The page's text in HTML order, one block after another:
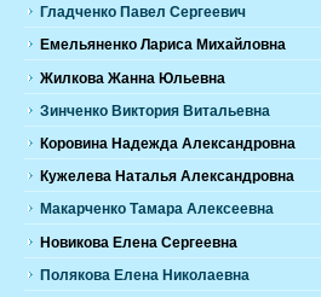
Гладченко Павел Сергеевич
Емельяненко Лариса Михайловна
Жилкова Жанна Юльевна
Зинченко Виктория Витальевна
Коровина Надежда Александровна
Кужелева Наталья Александровна
Макарченко Тамара Алексеевна
Новикова Елена Сергеевна
Полякова Елена Николаевна